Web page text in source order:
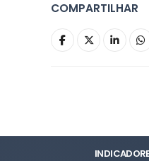
COMPARTILHAR